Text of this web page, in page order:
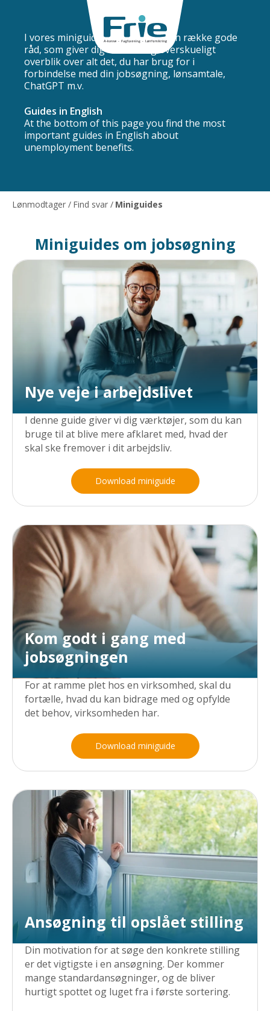
I vores miniguides har vi samlet en række gode
råd, som giver dig et nemt og overskueligt
overblik over alt det, du har brug for i
forbindelse med din jobsøgning, lønsamtale,
ChatGPT m.v.
Guides in English
At the bottom of this page you find the most
important guides in English about
unemployment benefits.
Lønmodtager / Find svar / Miniguides
Miniguides om jobsøgning
Nye veje i arbejdslivet
I denne guide giver vi dig værktøjer, som du kan
bruge til at blive mere afklaret med, hvad der
skal ske fremover i dit arbejdsliv.
Download miniguide
Kom godt i gang med
jobsøgningen
For at ramme plet hos en virksomhed, skal du
fortælle, hvad du kan bidrage med og opfylde
det behov, virksomheden har.
Download miniguide
Ansøgning til opslået stilling
Din motivation for at søge den konkrete stilling
er det vigtigste i en ansøgning. Der kommer
mange standardansøgninger, og de bliver
hurtigt spottet og luget fra i første sortering.